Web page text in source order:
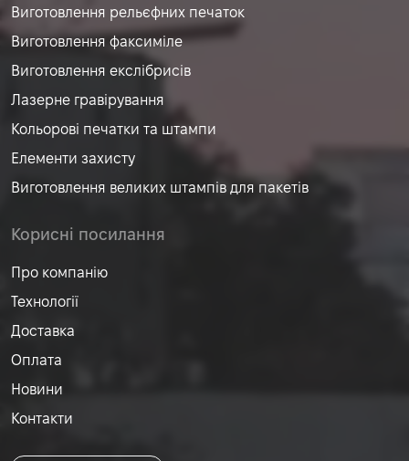
Виготовлення рельєфних печаток
Виготовлення факсиміле
Виготовлення екслібрисів
Лазерне гравірування
Кольорові печатки та штампи
Елементи захисту
Виготовлення великих штампів для пакетів
Корисні посилання
Про компанію
Технології
Доставка
Оплата
Новини
Контакти